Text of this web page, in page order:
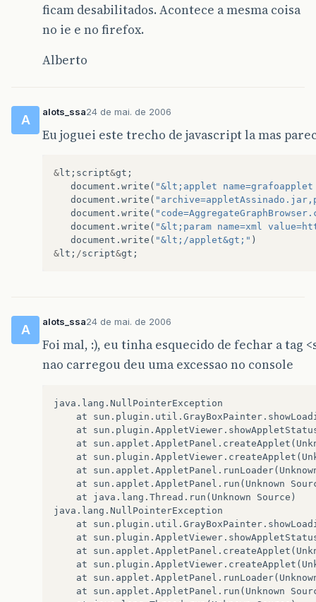
ficam desabilitados. Acontece a mesma coisa
no ie e no firefox.
Alberto
A
alots_ssa24 de mai. de 2006
Eu joguei este trecho de javascript la mas
& lt ; script&gt ;
document . write ( "&lt;applet
document . write (
document . write (
document . write ( "&lt;param name=xml
document . write ( "&lt;/applet&gt;" )
& lt ; /script&gt ;
A
alots_ssa24 de mai. de 2006
Foi mal, :), eu tinha esquecido de fechar a tag
nao carregou deu uma excessao no console
java.lang.NullPointerException
java.lang.NullPointerException